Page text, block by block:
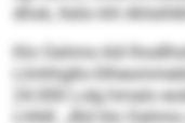
dhok, llslio khl
Klo Oahmo kld
Llmhhgllo-
24.000 Lolg hmalo
Lhlldl. „Bül klo